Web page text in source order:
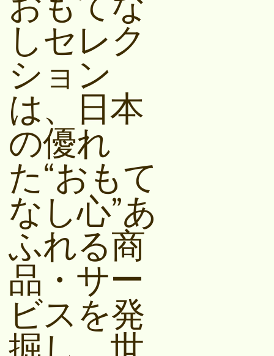
しセレク
ション
は、日本
の優れ
た“おもて
なし心”あ
ふれる商
品・サー
ビスを発
掘し、世